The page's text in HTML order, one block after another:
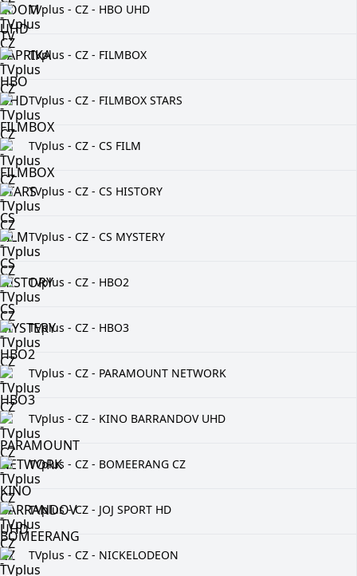
TVplus - CZ - HBO UHD
TVplus - CZ - FILMBOX
TVplus - CZ - FILMBOX STARS
TVplus - CZ - CS FILM
TVplus - CZ - CS HISTORY
TVplus - CZ - CS MYSTERY
TVplus - CZ - HBO2
TVplus - CZ - HBO3
TVplus - CZ - PARAMOUNT NETWORK
TVplus - CZ - KINO BARRANDOV UHD
TVplus - CZ - BOMEERANG CZ
TVplus - CZ - JOJ SPORT HD
TVplus - CZ - NICKELODEON